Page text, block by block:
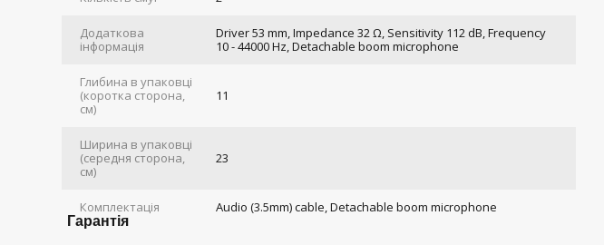
Додаткова
інформація
Driver 53 mm, Impedance 32 Ω, Sensitivity 112 dB, Frequency
10 - 44000 Hz, Detachable boom microphone
Глибина в упаковці
(коротка сторона,
см)
11
Ширина в упаковці
(середня сторона,
см)
23
Комплектація Audio (3.5mm) cable, Detachable boom microphone
Гарантія